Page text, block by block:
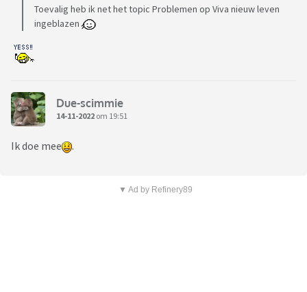
Toevalig heb ik net het topic Problemen op Viva nieuw leven
ingeblazen
Due-scimmie
14-11-2022 om 19:51
Ik doe mee .
▼ Ad by Refinery89